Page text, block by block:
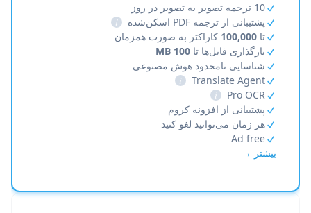
10 ترجمه تصویر به تصویر در روز
پشتیبانی از ترجمه PDF اسکن‌شده
i
تا 100,000 کاراکتر به صورت همزمان
بارگذاری فایل‌ها تا 100 MB
شناسایی نامحدود هوش مصنوعی
Translate Agent
i
Pro OCR
i
پشتیبانی از افزونه کروم
هر زمان می‌توانید لغو کنید
Ad free
بیشتر →